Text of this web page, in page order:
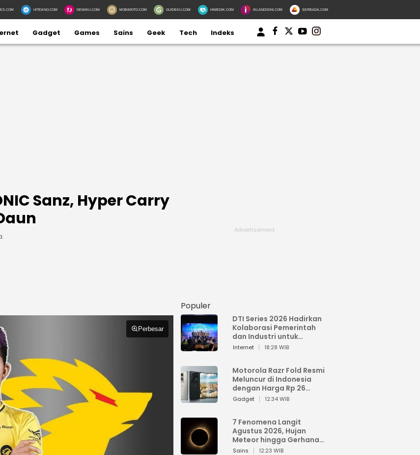
HITEKNO.COM DEWIKU.COM MOBIMOTO.COM GUIDEKU.COM HIMEDIK.COM IKLANDISINI.COM SERBADA.COM
Gadget Games Sains Geek Tech Indeks
Sanz, Hyper Carry
Perbesar
Populer
DTI Series 2026 Hadirkan
Kolaborasi Pemerintah
dan Industri untuk
Percepatan
Internet 18:28 WIB
Motorola Razr Fold Resmi
Meluncur di Indonesia
dengan Harga Rp 26
Jutaan
Gadget 12:34 WIB
7 Fenomena Langit
Agustus 2026, Hujan
Meteor hingga Gerhana
Matahari
Sains 12:23 WIB